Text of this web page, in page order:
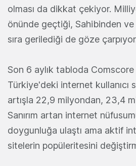
olması da dikkat çekiyor.
önünde geçtiği, Sahibinden
sıra gerilediği de göze
Son 6 aylık tabloda
Türkiye'deki internet kullanıcı
artışla 22,9 milyondan, 23,4
Sanırım artan internet
doygunluğa ulaştı ama aktif
sitelerin popüleritesini